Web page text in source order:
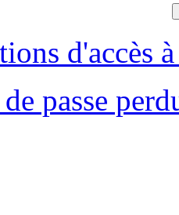
d'accès
passe